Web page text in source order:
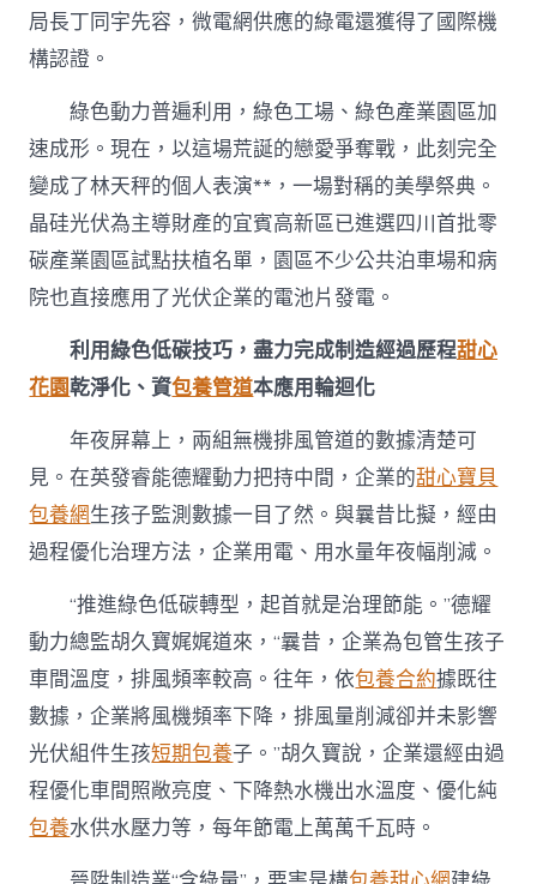
局長丁同宇先容，微電網供應的綠電還獲得了國際機
構認證。
綠色動力普遍利用，綠色工場、綠色產業園區加
速成形。現在，以這場荒誕的戀愛爭奪戰，此刻完全
變成了林天秤的個人表演**，一場對稱的美學祭典。
晶硅光伏為主導財產的宜賓高新區已進選四川首批零
碳產業園區試點扶植名單，園區不少公共泊車場和病
院也直接應用了光伏企業的電池片發電。
利用綠色低碳技巧，盡力完成制造經過歷程甜心
花園乾淨化、資包養管道本應用輪迴化
年夜屏幕上，兩組無機排風管道的數據清楚可
見。在英發睿能德耀動力把持中間，企業的甜心寶貝
包養網生孩子監測數據一目了然。與曩昔比擬，經由
過程優化治理方法，企業用電、用水量年夜幅削減。
“推進綠色低碳轉型，起首就是治理節能。”德耀
動力總監胡久寶娓娓道來，“曩昔，企業為包管生孩子
車間溫度，排風頻率較高。往年，依包養合約據既往
數據，企業將風機頻率下降，排風量削減卻并未影響
光伏組件生孩短期包養子。”胡久寶說，企業還經由過
程優化車間照敞亮度、下降熱水機出水溫度、優化純
包養水供水壓力等，每年節電上萬萬千瓦時。